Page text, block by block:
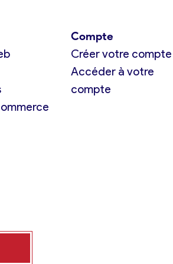
Compte
Créer votre compte
Accéder à votre
compte